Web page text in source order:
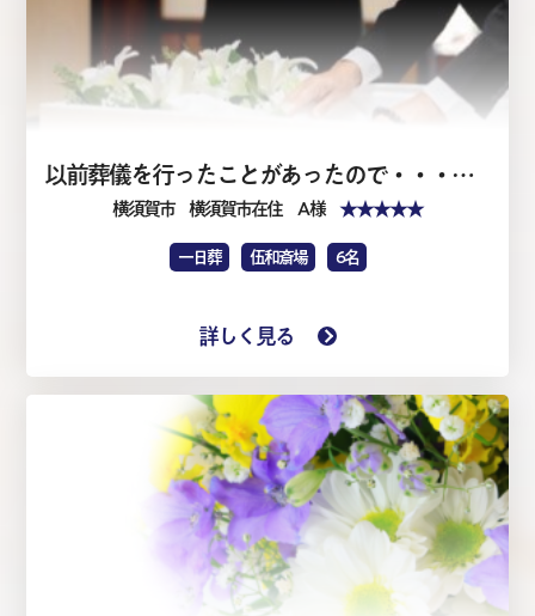
以前葬儀を行ったことがあったので・・・・家族葬1日（仏式）
横須賀市 横須賀市在住 A 様 ★★★★★
一日葬 伍和斎場 6名
詳しく見る